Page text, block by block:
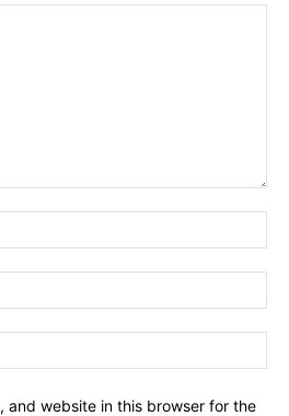
and website in this browser for the